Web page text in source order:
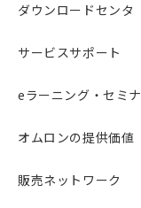
ダウンロードセンタ
サービスサポート
eラーニング・セミナ
オムロンの提供価値
販売ネットワーク